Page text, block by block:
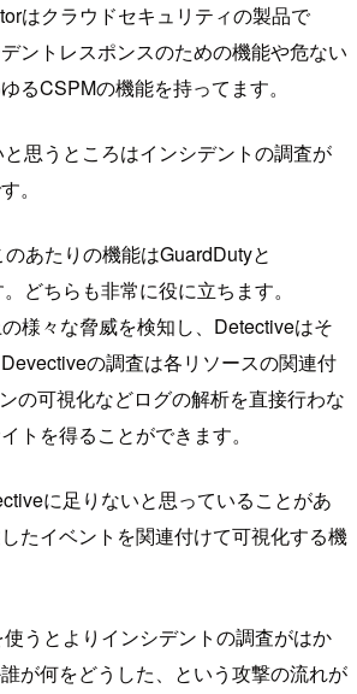
はクラウドセキュリティの製品で
ントレスポンスのための機能や危ない
るCSPMの機能を持ってます。
思うところはインシデントの調査が
。
あたりの機能はGuardDutyと
どちらも非常に役に立ちます。
様々な脅威を検知し、Detectiveはそ
の調査は各リソースの関連付
の可視化などログの解析を直接行わな
トを得ることができます。
に足りないと思っていることがあ
たイベントを関連付けて可視化する機
うとよりインシデントの調査がはか
が何をどうした、という攻撃の流れが